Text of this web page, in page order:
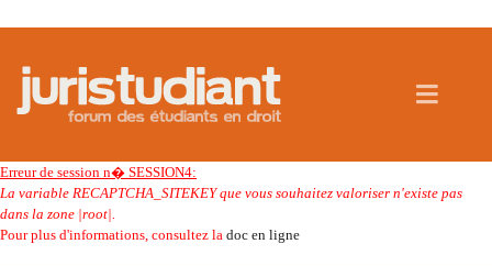
Erreur de session n� SESSION4:
La variable RECAPTCHA_SITEKEY que vous souhaitez valoriser n'existe pas
dans la zone |root|.
Pour plus d'informations, consultez la doc en ligne